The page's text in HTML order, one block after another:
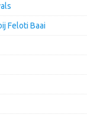
Feloti Baai